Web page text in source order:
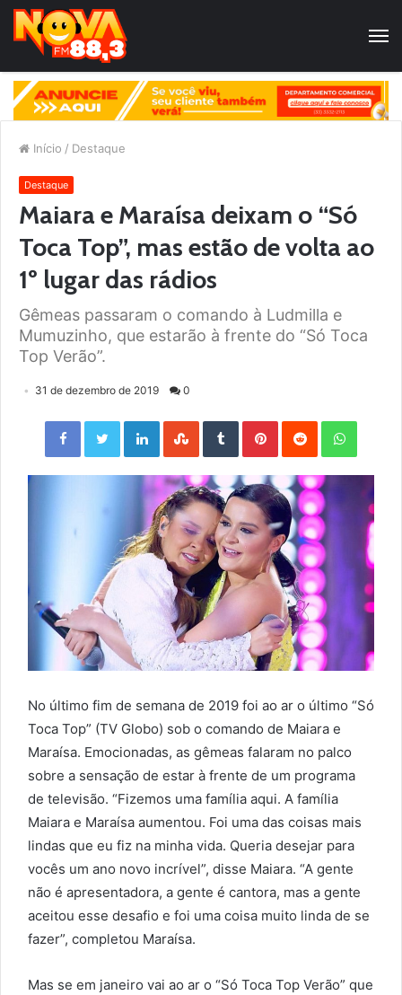
Início / Destaque
Destaque
Maiara e Maraísa deixam o “Só
Toca Top”, mas estão de volta ao
1º lugar das rádios
Gêmeas passaram o comando à Ludmilla e
Mumuzinho, que estarão à frente do “Só Toca
Top Verão”.
31 de dezembro de 2019 0
Facebook Twitter LinkedIn StumbleUpon Tumblr Pinterest Reddit
No último fim de semana de 2019 foi ao ar o último “Só
Toca Top” (TV Globo) sob o comando de Maiara e
Maraísa. Emocionadas, as gêmeas falaram no palco
sobre a sensação de estar à frente de um programa
de televisão. “Fizemos uma família aqui. A família
Maiara e Maraísa aumentou. Foi uma das coisas mais
lindas que eu fiz na minha vida. Queria desejar para
vocês um ano novo incrível”, disse Maiara. “A gente
não é apresentadora, a gente é cantora, mas a gente
aceitou esse desafio e foi uma coisa muito linda de se
fazer”, completou Maraísa.
Mas se em janeiro vai ao ar o “Só Toca Top Verão” que